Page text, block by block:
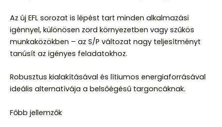
Az új EFL sorozat is lépést tart minden alkalmazási
igénnyel, különösen zord környezetben vagy szűkös
munkaközökben – az S/P változat nagy teljesítményt
tanúsít az igényes feladatokhoz.
Robusztus kialakításával és lítiumos energiaforrásával
ideális alternatívája a belsőégésű targoncáknak.
Főbb jellemzők